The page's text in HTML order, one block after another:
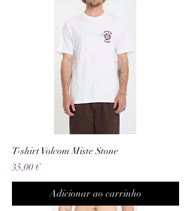
T-shirt Volcom Miste Stone
Preço
35,00 €
Adicionar ao carrinho